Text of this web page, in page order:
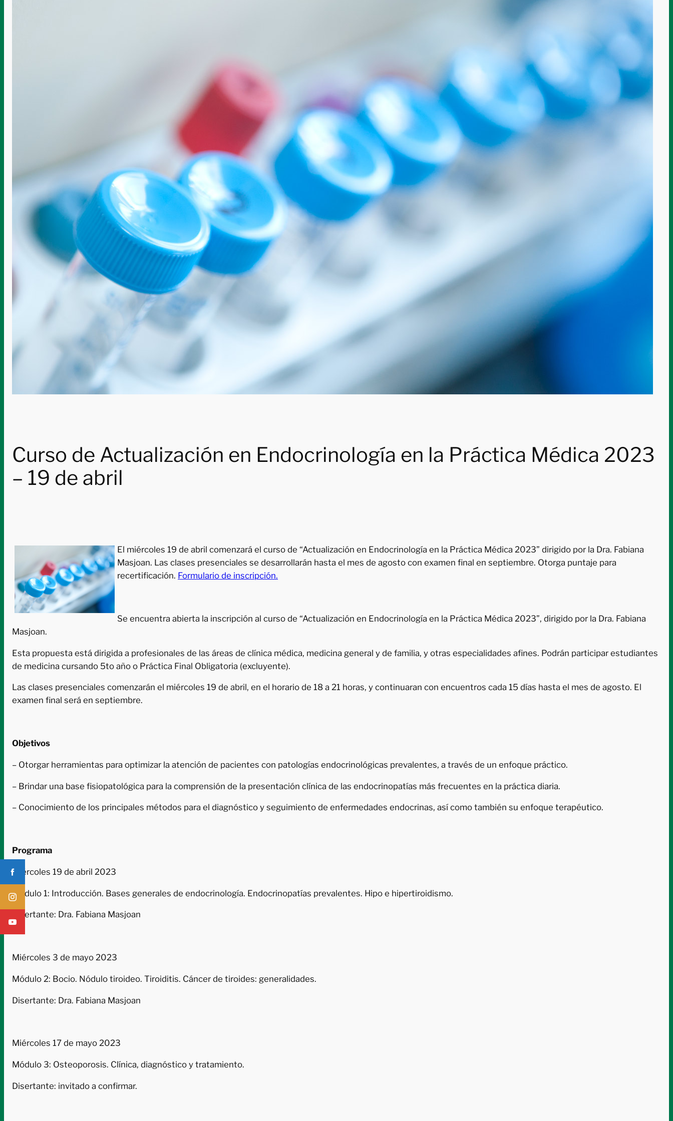
Curso de Actualización en Endocrinología en la Práctica Médica 2023
– 19 de abril
El miércoles 19 de abril comenzará el curso de “Actualización en Endocrinología en la Práctica Médica 2023” dirigido por la Dra. Fabiana
Masjoan. Las clases presenciales se desarrollarán hasta el mes de agosto con examen final en septiembre. Otorga puntaje para
recertificación. Formulario de inscripción.
Se encuentra abierta la inscripción al curso de “Actualización en Endocrinología en la Práctica Médica 2023”, dirigido por la Dra. Fabiana
Masjoan.
Esta propuesta está dirigida a profesionales de las áreas de clínica médica, medicina general y de familia, y otras especialidades afines. Podrán participar estudiantes
de medicina cursando 5to año o Práctica Final Obligatoria (excluyente).
Las clases presenciales comenzarán el miércoles 19 de abril, en el horario de 18 a 21 horas, y continuaran con encuentros cada 15 días hasta el mes de agosto. El
examen final será en septiembre.
Objetivos
– Otorgar herramientas para optimizar la atención de pacientes con patologías endocrinológicas prevalentes, a través de un enfoque práctico.
– Brindar una base fisiopatológica para la comprensión de la presentación clínica de las endocrinopatías más frecuentes en la práctica diaria.
– Conocimiento de los principales métodos para el diagnóstico y seguimiento de enfermedades endocrinas, así como también su enfoque terapéutico.
Programa
Miércoles 19 de abril 2023
Módulo 1: Introducción. Bases generales de endocrinología. Endocrinopatías prevalentes. Hipo e hipertiroidismo.
Disertante: Dra. Fabiana Masjoan
Miércoles 3 de mayo 2023
Módulo 2: Bocio. Nódulo tiroideo. Tiroiditis. Cáncer de tiroides: generalidades.
Disertante: Dra. Fabiana Masjoan
Miércoles 17 de mayo 2023
Módulo 3: Osteoporosis. Clínica, diagnóstico y tratamiento.
Disertante: invitado a confirmar.